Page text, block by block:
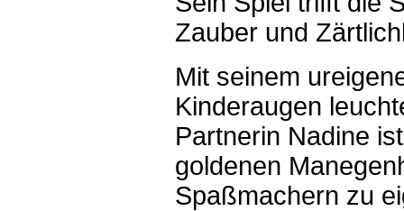
Zauber und
Mit seinem
Kinderaugen
Partnerin Nadine
goldenen
Spaßmachern zu